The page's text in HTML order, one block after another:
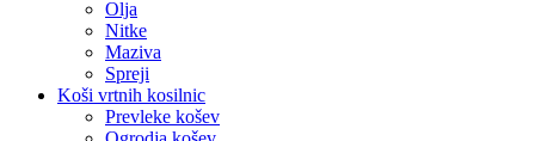
Olja
Nitke
Maziva
Spreji
Koši vrtnih kosilnic
Prevleke košev